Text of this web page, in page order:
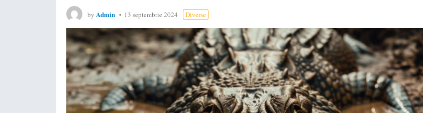
by Admin 13 septembrie 2024 Diverse